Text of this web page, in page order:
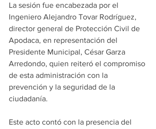
La sesión fue encabezada por el
Ingeniero Alejandro Tovar Rodríguez,
director general de Protección Civil de
Apodaca, en representación del
Presidente Municipal, César Garza
Arredondo, quien reiteró el compromiso
de esta administración con la
prevención y la seguridad de la
ciudadanía.
Este acto contó con la presencia del